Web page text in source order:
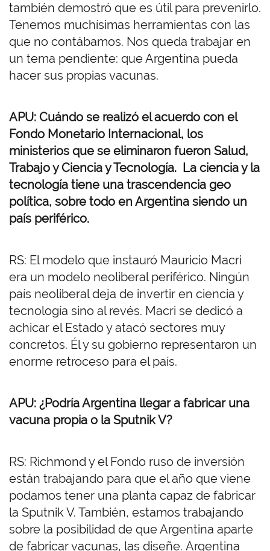
también demostró que es útil para prevenirlo.
Tenemos muchísimas herramientas con las
que no contábamos. Nos queda trabajar en
un tema pendiente: que Argentina pueda
hacer sus propias vacunas.
APU: Cuándo se realizó el acuerdo con el
Fondo Monetario Internacional, los
ministerios que se eliminaron fueron Salud,
Trabajo y Ciencia y Tecnología. La ciencia y la
tecnología tiene una trascendencia geo
política, sobre todo en Argentina siendo un
país periférico.
RS: El modelo que instauró Mauricio Macri
era un modelo neoliberal periférico. Ningún
país neoliberal deja de invertir en ciencia y
tecnología sino al revés. Macri se dedicó a
achicar el Estado y atacó sectores muy
concretos. Él y su gobierno representaron un
enorme retroceso para el país.
APU: ¿Podría Argentina llegar a fabricar una
vacuna propia o la Sputnik V?
RS: Richmond y el Fondo ruso de inversión
están trabajando para que el año que viene
podamos tener una planta capaz de fabricar
la Sputnik V. También, estamos trabajando
sobre la posibilidad de que Argentina aparte
de fabricar vacunas, las diseñe. Argentina